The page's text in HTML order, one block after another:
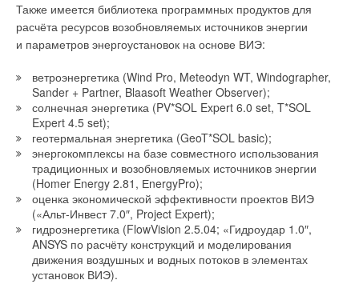
Также имеется библиотека программных продуктов для
расчёта ресурсов возобновляемых источников энергии
и параметров энергоустановок на основе ВИЭ:
ветроэнергетика (Wind Pro, Meteodyn WT, Windographer,
Sander + Partner, Blaasoft Weather Observer);
солнечная энергетика (PV*SOL Expert 6.0 set, T*SOL
Expert 4.5 set);
геотермальная энергетика (GeoT*SOL basic);
энергокомплексы на базе совместного использования
традиционных и возобновляемых источников энергии
(Homer Energy 2.81, ЕnergyPro);
оценка экономической эффективности проектов ВИЭ
(«Альт-Инвест 7.0″, Project Expert);
гидроэнергетика (FlowVision 2.5.04; «Гидроудар 1.0″,
ANSYS по расчёту конструкций и моделирования
движения воздушных и водных потоков в элементах
установок ВИЭ).